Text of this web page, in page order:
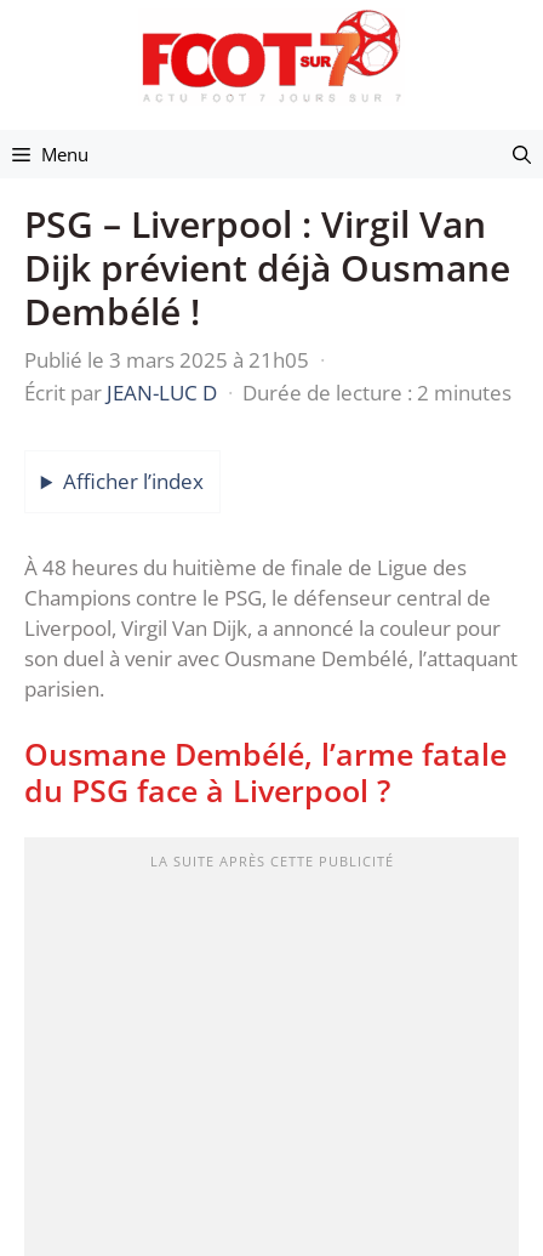
Menu
PSG – Liverpool : Virgil Van
Dijk prévient déjà Ousmane
Dembélé !
Publié le 3 mars 2025 à 21h05 ·
Écrit par JEAN-LUC D · Durée de lecture : 2 minutes
Afficher l’index
À 48 heures du huitième de finale de Ligue des
Champions contre le PSG, le défenseur central de
Liverpool, Virgil Van Dijk, a annoncé la couleur pour
son duel à venir avec Ousmane Dembélé, l’attaquant
parisien.
Ousmane Dembélé, l’arme fatale
du PSG face à Liverpool ?
LA SUITE APRÈS CETTE PUBLICITÉ